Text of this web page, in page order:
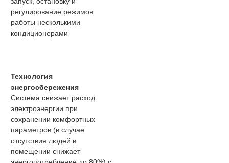
регулирование режимов
работы несколькими
кондиционерами
Технология
энергосбережения
Система снижает расход
электроэнергии при
сохранении комфортных
параметров (в случае
отсутствия людей в
помещении снижает